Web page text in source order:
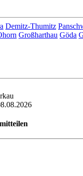
Demitz-Thumitz
Großharthau Göda